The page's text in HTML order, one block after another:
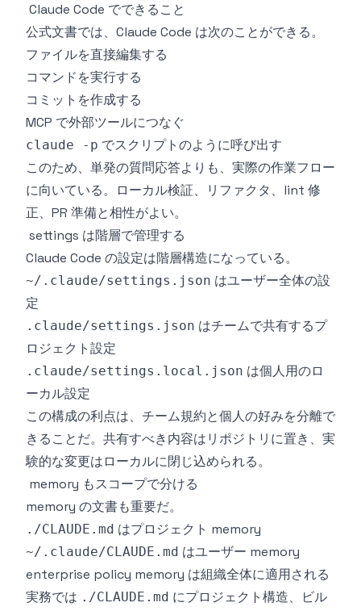
Claude Code でできること
公式文書では、Claude Code は次のことができる。
ファイルを直接編集する
コマンドを実行する
コミットを作成する
MCP で外部ツールにつなぐ
claude -p でスクリプトのように呼び出す
このため、単発の質問応答よりも、実際の作業フロー
に向いている。ローカル検証、リファクタ、lint 修
正、PR 準備と相性がよい。
settings は階層で管理する
Claude Code の設定は階層構造になっている。
~/.claude/settings.json はユーザー全体の設
定
.claude/settings.json はチームで共有するプ
ロジェクト設定
.claude/settings.local.json は個人用のロ
ーカル設定
この構成の利点は、チーム規約と個人の好みを分離で
きることだ。共有すべき内容はリポジトリに置き、実
験的な変更はローカルに閉じ込められる。
memory もスコープで分ける
memory の文書も重要だ。
./CLAUDE.md はプロジェクト memory
~/.claude/CLAUDE.md はユーザー memory
enterprise policy memory は組織全体に適用される
実務では ./CLAUDE.md にプロジェクト構造、ビル